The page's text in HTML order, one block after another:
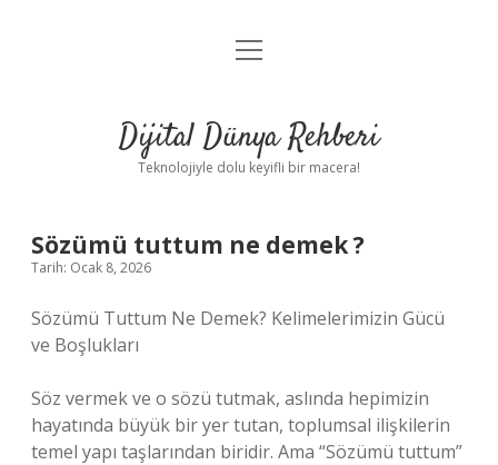
Anasayfa
Yasal Uyarı
menüyü
Dijital Dünya Rehberi
Teknolojiyle dolu keyifli bir macera!
Sözümü tuttum ne demek ?
Tarih: Ocak 8, 2026
Sözümü Tuttum Ne Demek? Kelimelerimizin Gücü
ve Boşlukları
Söz vermek ve o sözü tutmak, aslında hepimizin
hayatında büyük bir yer tutan, toplumsal ilişkilerin
temel yapı taşlarından biridir. Ama “Sözümü tuttum”